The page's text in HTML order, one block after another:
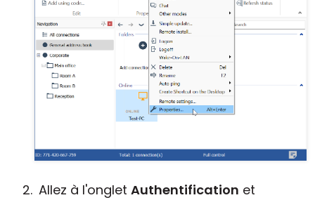
Allez à l'onglet Authentification et